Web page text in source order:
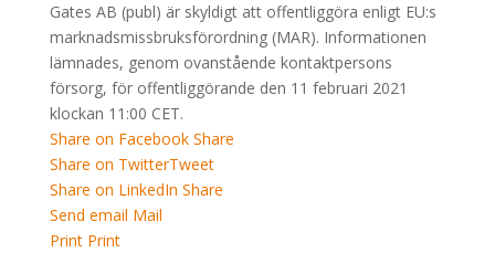
Gates AB (publ) är skyldigt att offentliggöra enligt EU:s
marknadsmissbruksförordning (MAR). Informationen
lämnades, genom ovanstående kontaktpersons
försorg, för offentliggörande den 11 februari 2021
klockan 11:00 CET.
Share on Facebook Share
Share on TwitterTweet
Share on LinkedIn Share
Send email Mail
Print Print